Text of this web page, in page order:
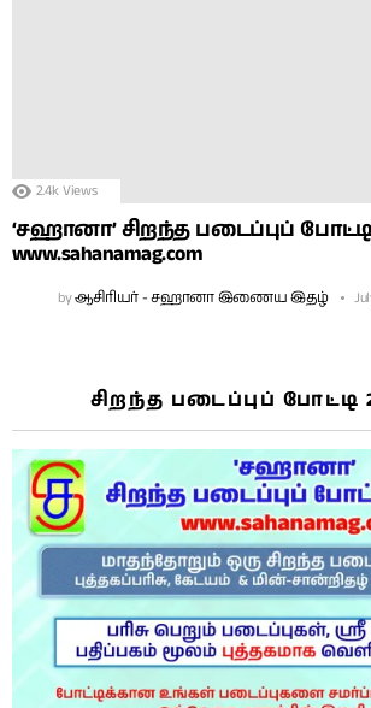
2.4k Views
‘சஹானா’ சிறந்த படைப்புப் போட்டி
www.sahanamag.com
byஆசிரியர் - சஹானா இணைய இதழ்
சிறந்த படைப்புப் போட்டி